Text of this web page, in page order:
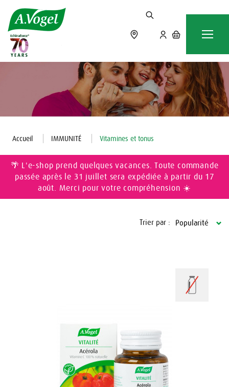
Accueil IMMUNITÉ Vitamines et tonus
🌴 L'e-shop prend quelques vacances. Toute commande
passée après le 31 juillet sera expédiée à partir du 17
août. Merci pour votre compréhension ☀️
Popularité
Trier par :